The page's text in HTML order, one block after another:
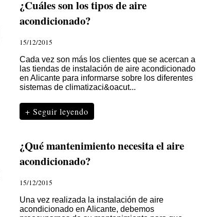
¿Cuáles son los tipos de aire
acondicionado?
15/12/2015
Cada vez son más los clientes que se acercan a
las tiendas de instalación de aire acondicionado
en Alicante para informarse sobre los diferentes
sistemas de climatizaci&oacut...
+ Seguir leyendo
¿Qué mantenimiento necesita el aire
acondicionado?
15/12/2015
Una vez realizada la instalación de aire
acondicionado en Alicante, debemos